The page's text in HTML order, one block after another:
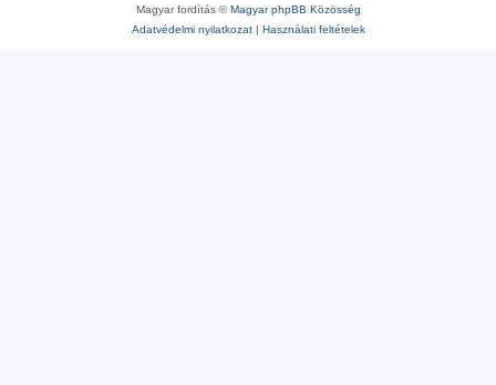
Magyar fordítás ©Magyar phpBB Közösség
Adatvédelmi nyilatkozat| Használati feltételek